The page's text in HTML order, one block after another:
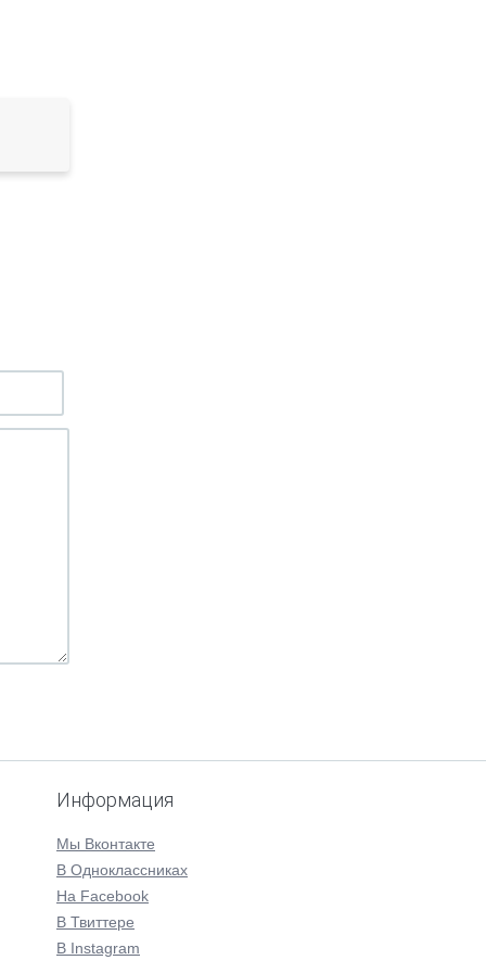
Информация
Мы Вконтакте
В Одноклассниках
На Facebook
В Твиттере
В Instagram